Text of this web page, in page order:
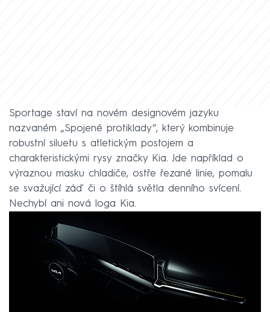
Sportage staví na novém designovém jazyku
nazvaném „Spojené protiklady“, který kombinuje
robustní siluetu s atletickým postojem a
charakteristickými rysy značky Kia. Jde například o
výraznou masku chladiče, ostře řezané linie, pomalu
se svažující záď či o štíhlá světla denního svícení.
Nechybí ani nová loga Kia.